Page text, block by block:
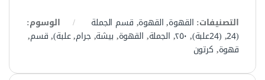
التصنيفات: القهوة,القهوة, قسم الجملة
الوسوم:
(24
, (24علبة) , ٢٥٠, الجملة, القهوة, بيشة,جرام,علبة),قسم,
قهوة, كرتون